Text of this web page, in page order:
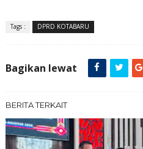
Tags : DPRD KOTABARU
Bagikan lewat
BERITA TERKAIT